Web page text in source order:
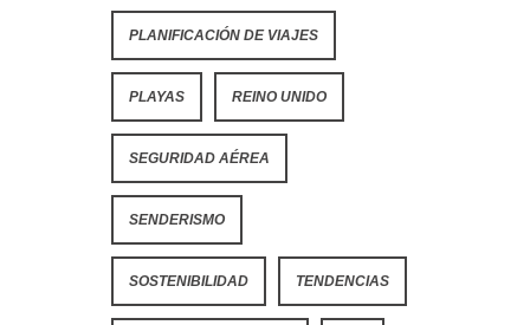
PLANIFICACIÓN DE VIAJES
PLAYAS REINO UNIDO
SEGURIDAD AÉREA
SENDERISMO
SOSTENIBILIDAD TENDENCIAS